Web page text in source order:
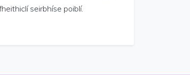
seirbhíse poiblí.